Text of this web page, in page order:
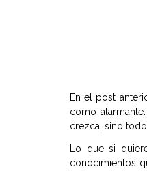
En el post
como alarmante.
crezca, sino
Lo que si
conocimientos